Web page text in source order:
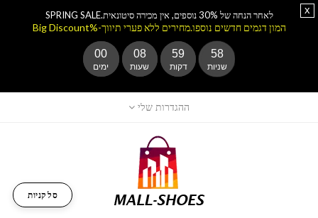
ההגדרות שלי
סל קניות
לאחר הנחה של 30% נוספים, אין מכירה סיטונאית.SPRING SALE
המון דגמים חדשים נוספו.מחירים ללא פערי תיווך-%Big Discount
00
ימים
08
שעות
59
דקות
56
שניות
x